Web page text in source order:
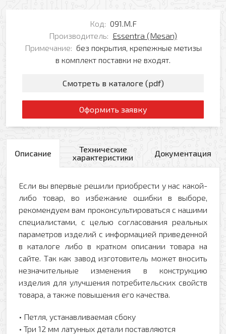
Код: 091.M.F
Производитель: Essentra (Mesan)
Примечание: без покрытия, крепежные метизы
в комплект поставки не входят.
Смотреть в каталоге (pdf)
Оформить заявку
Описание
Технические
характеристики
Документация
Если вы впервые решили приобрести у нас какой-
либо товар, во избежание ошибки в выборе,
рекомендуем вам проконсультироваться с нашими
специалистами, с целью согласования реальных
параметров изделий с информацией приведенной
в каталоге либо в кратком описании товара на
сайте. Так как завод изготовитель может вносить
незначительные изменения в конструкцию
изделия для улучшения потребительских свойств
товара, а также повышения его качества.
• Петля, устанавливаемая сбоку
• Три 12 мм латунных детали поставляются